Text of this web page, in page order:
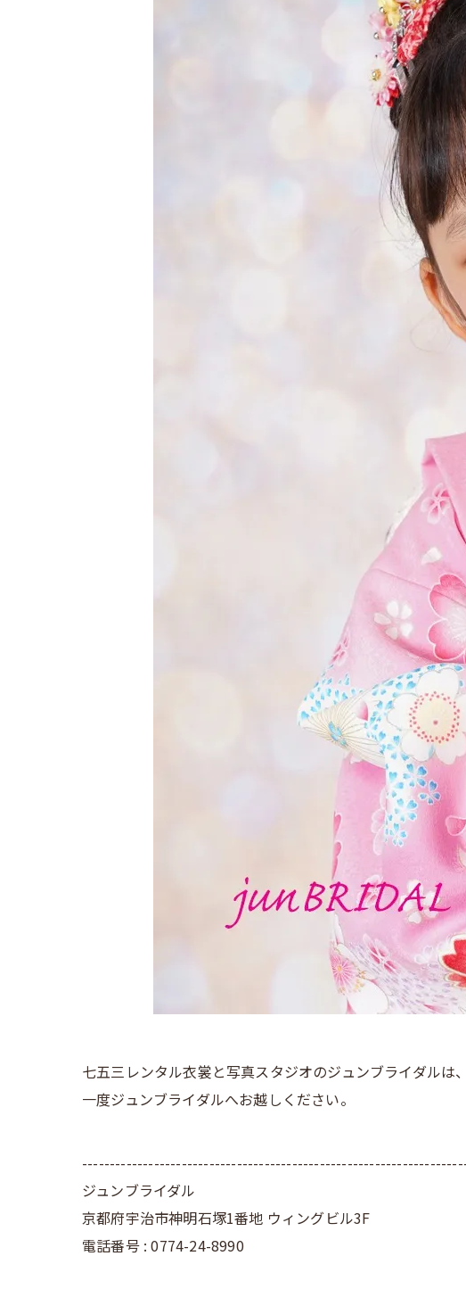
七五三レンタル衣裳と写真スタジオのジュンブライダルは
一度ジュンブライダルへお越しください。
ジュンブライダル
京都府宇治市神明石塚1番地 ウィングビル3F
電話番号 : 0774-24-8990